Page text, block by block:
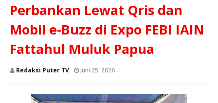
Perbankan Lewat Qris dan
Mobil e-Buzz di Expo FEBI IAIN
Fattahul Muluk Papua
Redaksi Puter TV Juni 25, 2026